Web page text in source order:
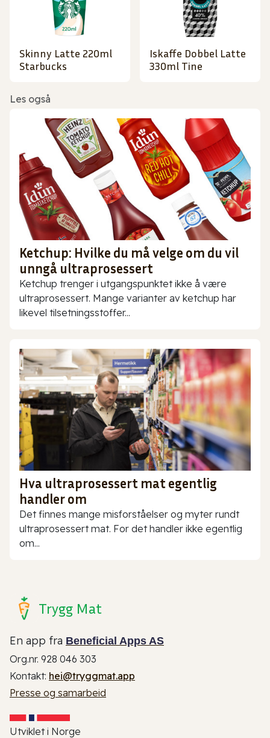
Skinny Latte 220ml
Starbucks
Iskaffe Dobbel Latte
330ml Tine
Les også
Ketchup: Hvilke du må velge om du vil
unngå ultraprosessert
Ketchup trenger i utgangspunktet ikke å være
ultraprosessert. Mange varianter av ketchup har
likevel tilsetningsstoffer...
Hva ultraprosessert mat egentlig
handler om
Det finnes mange misforståelser og myter rundt
ultraprosessert mat. For det handler ikke egentlig
om...
Trygg Mat
En app fra Beneficial Apps AS
Org.nr. 928 046 303
Kontakt: hei@tryggmat.app
Presse og samarbeid
Utviklet i Norge